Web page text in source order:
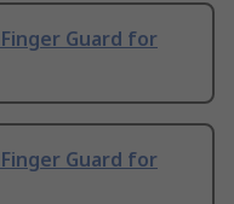
Guard for
Guard for